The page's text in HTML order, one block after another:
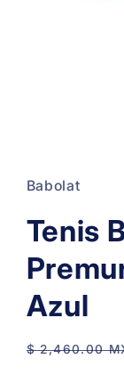
modal
Babolat
Tenis
Azul
Regular
$ 2,460.00